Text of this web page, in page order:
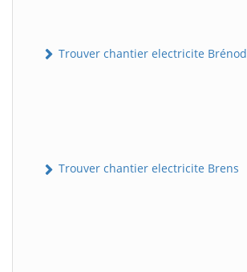
Trouver chantier electricite Brénod
Trouver chantier electricite Brens